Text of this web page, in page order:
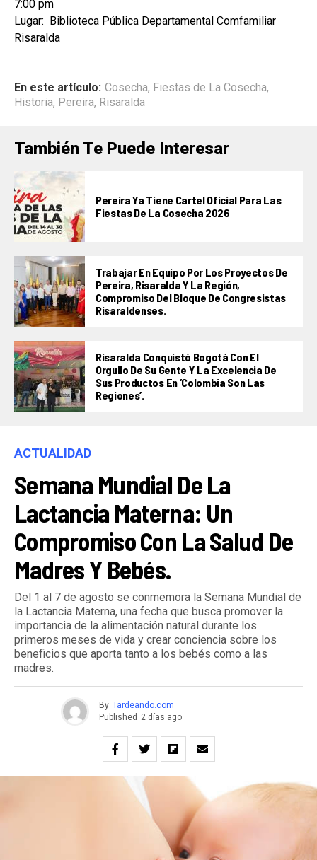
7:00 pm
Lugar: Biblioteca Pública Departamental Comfamiliar
Risaralda
En este artículo: Cosecha, Fiestas de La Cosecha,
Historia, Pereira, Risaralda
También Te Puede Interesar
Pereira Ya Tiene Cartel Oficial Para Las
Fiestas De La Cosecha 2026
Trabajar En Equipo Por Los Proyectos De
Pereira, Risaralda Y La Región,
Compromiso Del Bloque De Congresistas
Risaraldenses.
Risaralda Conquistó Bogotá Con El
Orgullo De Su Gente Y La Excelencia De
Sus Productos En ‘Colombia Son Las
Regiones’.
ACTUALIDAD
Semana Mundial De La
Lactancia Materna: Un
Compromiso Con La Salud De
Madres Y Bebés.
Del 1 al 7 de agosto se conmemora la Semana Mundial de
la Lactancia Materna, una fecha que busca promover la
importancia de la alimentación natural durante los
primeros meses de vida y crear conciencia sobre los
beneficios que aporta tanto a los bebés como a las
madres.
By Tardeando.com
Published 2 días ago